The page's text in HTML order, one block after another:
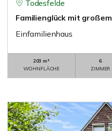
Todesfelde
Familienglück mit
Einfamilienhaus
203 m²
WOHNFLÄCHE
6
ZIMMER